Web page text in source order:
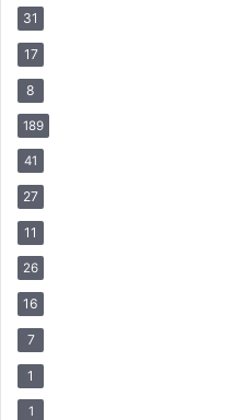
31
17
8
189
41
27
11
26
16
7
1
1